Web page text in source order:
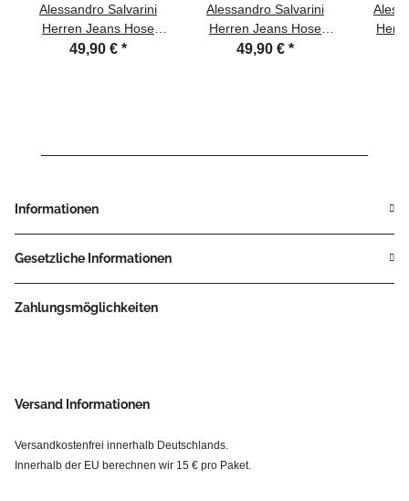
Alessandro Salvarini
Herren Jeans Hose
Basic Stretch
49,90 € *
Alessandro Salvarini
Herren Jeans Hose
Basic Stretch Hellblau
49,90 € *
Informationen
Gesetzliche Informationen
Zahlungsmöglichkeiten
Versand Informationen
Versandkostenfrei innerhalb Deutschlands.
Innerhalb der EU berechnen wir 15 € pro Paket.